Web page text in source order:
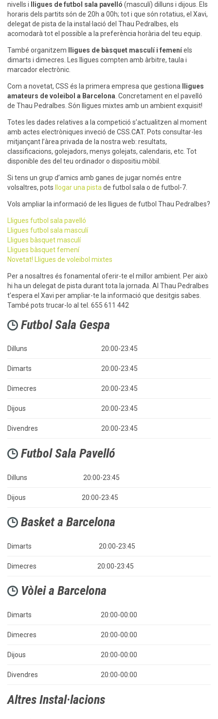
nivells i lligues de futbol sala pavelló (masculí) dilluns i dijous. Els
horaris dels partits són de 20h a 00h; tot i que són rotatius, el Xavi,
delegat de pista de la instal·lació del Thau Pedralbes, els
acomodarà tot el possible a la preferència horària del teu equip.
També organitzem lligues de bàsquet masculí i femeníels
dimarts i dimecres. Les lligues compten amb àrbitre, taula i
marcador electrònic.
Com a novetat, CSS és la primera empresa que gestiona
lligues
amateurs de voleibol a Barcelona. Concretament en el pavelló
de Thau Pedralbes. Són lligues mixtes amb un ambient exquisit!
Totes les dades relatives a la competició s’actualitzen al moment
amb actes electròniques inveció de CSS.CAT. Pots consultar-les
mitjançant l’àrea privada de la nostra web: resultats,
classificacions, golejadors, menys golejats, calendaris, etc. Tot
disponible des del teu ordinador o dispositiu mòbil.
Si tens un grup d’amics amb ganes de jugar només entre
volsaltres, pots
llogar una pistade futbol sala o de futbol-7.
Vols ampliar la informació de les lligues de futbol Thau Pedralbes?
Lligues futbol sala pavelló
Lligues futbol sala masculí
Lligues bàsquet masculí
Lligues bàsquet femení
Novetat! Lligues de voleibol mixtes
Per a nosaltres és fonamental oferir-te el millor ambient. Per això
hi ha un delegat de pista durant tota la jornada. Al Thau Pedralbes
t’espera el Xavi per ampliar-te la informació que desitgis sabes.
També pots trucar-lo al tel. 655 611 442
 Futbol Sala Gespa
Dilluns 20:00-23:45
Dimarts 20:00-23:45
Dimecres 20:00-23:45
Dijous 20:00-23:45
Divendres 20:00-23:45
 Futbol Sala Pavelló
Dilluns 20:00-23:45
Dijous 20:00-23:45
 Basket a Barcelona
Dimarts 20:00-23:45
Dimecres 20:00-23:45
 Vòlei a Barcelona
Dimarts 20:00-00:00
Dimecres 20:00-00:00
Dijous 20:00-00:00
Divendres 20:00-00:00
Altres Instal·lacions